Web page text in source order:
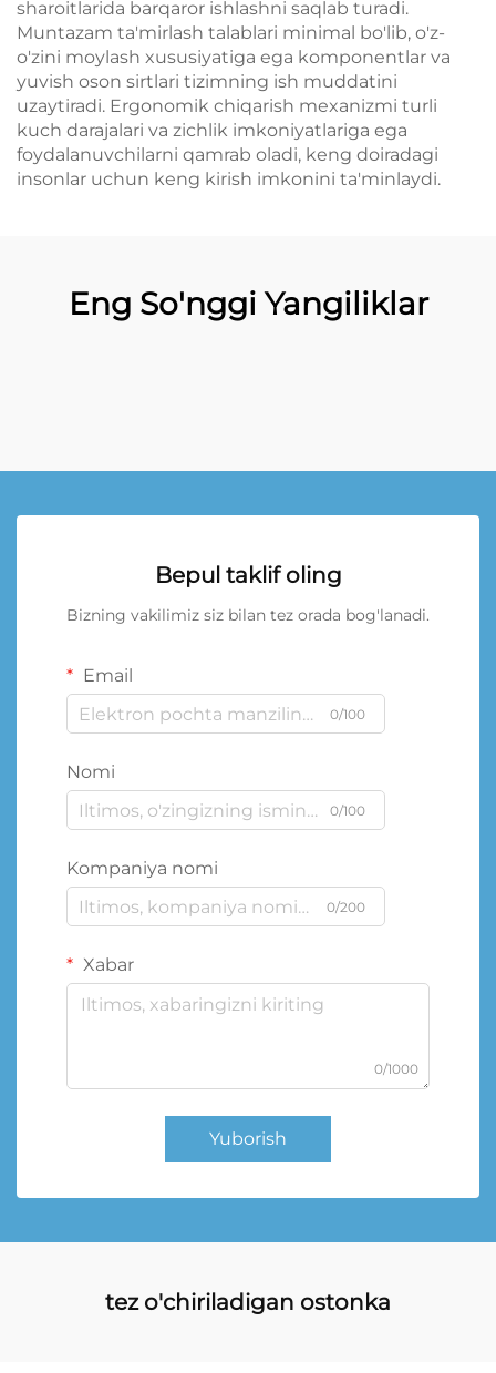
sharoitlarida barqaror ishlashni saqlab turadi.
Muntazam ta'mirlash talablari minimal bo'lib, o'z-
o'zini moylash xususiyatiga ega komponentlar va
yuvish oson sirtlari tizimning ish muddatini
uzaytiradi. Ergonomik chiqarish mexanizmi turli
kuch darajalari va zichlik imkoniyatlariga ega
foydalanuvchilarni qamrab oladi, keng doiradagi
insonlar uchun keng kirish imkonini ta'minlaydi.
Eng So'nggi Yangiliklar
Bepul taklif oling
Bizning vakilimiz siz bilan tez orada bog'lanadi.
Email
0/100
Nomi
0/100
Kompaniya nomi
0/200
Xabar
0/1000
Yuborish
tez o'chiriladigan ostonka